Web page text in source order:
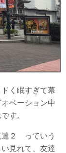
く眠すぎて幕
ベーション中
す。
２ っていう
見れて、友達